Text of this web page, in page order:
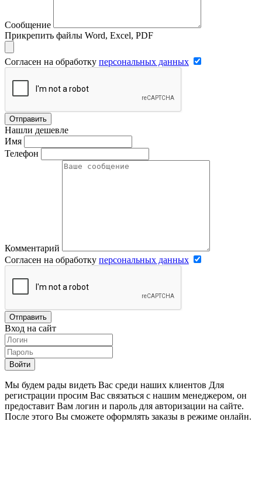
Сообщение
Прикрепить файлы Word, Excel, PDF
Согласен на обработку персональных данных
Отправить
Нашли дешевле
Имя
Телефон
Комментарий
Согласен на обработку персональных данных
Отправить
Вход на сайт
Войти
Мы будем рады видеть Вас среди наших клиентов Для
регистрации просим Вас связаться с нашим менеджером, он
предоставит Вам логин и пароль для авторизации на сайте.
После этого Вы сможете оформлять заказы в режиме онлайн.